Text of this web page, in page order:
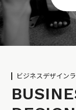
ビジネスデザイン